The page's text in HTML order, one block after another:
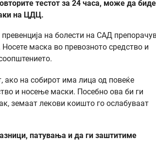
тестот за 24 часа, може да
на ЦДЦ.
на болести на САД
маска во превозното средство и
ако на собирот има лица од повеќе
и носење маски. Посебно ова би ги
земаат лекови коишто го ослабуваат
патувања и да ги заштитиме